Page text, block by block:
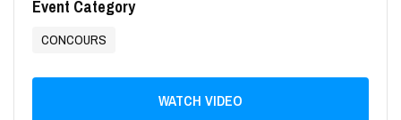
Event Category
CONCOURS
WATCH VIDEO